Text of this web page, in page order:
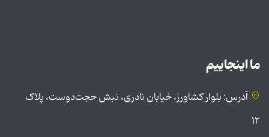
ما اینجاییم
آدرس: بلوار کشاورز، خیابان نادری، نبش حجت‌دوست، پلاک
۱۲